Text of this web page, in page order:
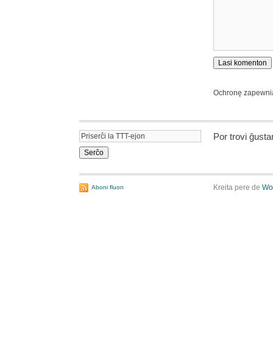
Ochronę
Por trovi
Aboni fluon Kreita pere de